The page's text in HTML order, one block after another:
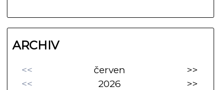
ARCHIV
<< červen
>>
<<
2026
>>